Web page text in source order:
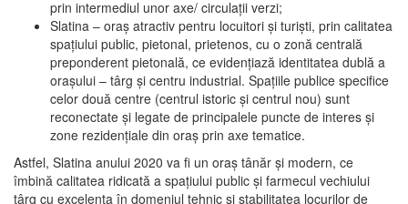
prin intermediul unor axe/ circulații verzi;
Slatina – oraş atractiv pentru locuitori şi turişti, prin calitatea
spaţiului public, pietonal, prietenos, cu o zonă centrală
preponderent pietonală, ce evidenţiază identitatea dublă a
oraşului – târg şi centru industrial. Spaţiile publice specifice
celor două centre (centrul istoric şi centrul nou) sunt
reconectate şi legate de principalele puncte de interes şi
zone rezidenţiale din oraş prin axe tematice.
Astfel, Slatina anului 2020 va fi un oraş tânăr şi modern, ce
îmbină calitatea ridicată a spaţiului public şi farmecul vechiului
târg cu excelenţa în domeniul tehnic şi stabilitatea locurilor de